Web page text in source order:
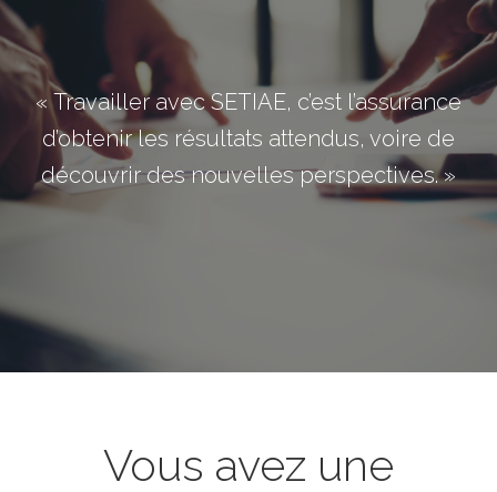
« Travailler avec SETIAE, c’est l’assurance
d’obtenir les résultats attendus, voire de
découvrir des nouvelles perspectives. »
Vous avez une